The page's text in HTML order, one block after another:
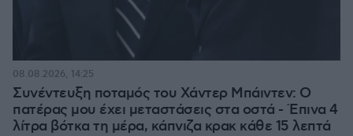
Συνέντευξη ποταμός του Χάντερ Μπάιντεν: Ο
πατέρας μου έχει μεταστάσεις στα οστά - Έπινα 4
λίτρα βότκα τη μέρα, κάπνιζα κρακ κάθε 15 λεπτά
08.08.2026, 14:25